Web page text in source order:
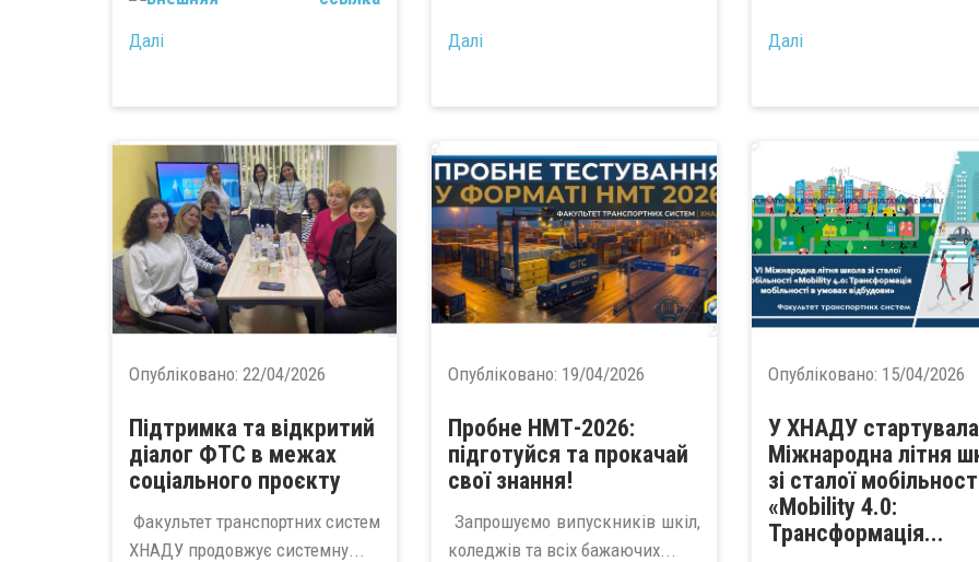
Транспортних систем
Далі Далі Далі
Опубліковано: 22/04/2026
Підтримка та відкритий
діалог ФТС в межах
соціального проєкту
Факультет транспортних систем
ХНАДУ продовжує системну...
Опубліковано: 19/04/2026
Пробне НМТ-2026:
підготуйся та прокачай
свої знання!
Запрошуємо випускників шкіл,
коледжів та всіх бажаючих...
Опубліковано: 15/04/2026
У ХНАДУ
Міжнародна літня
зі сталої
«Mobility 4.0:
Трансформація...